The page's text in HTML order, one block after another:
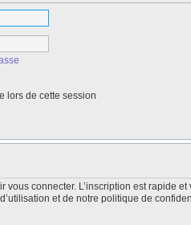
lors de cette session
connecter. L’inscription est rapide
et de notre politique de